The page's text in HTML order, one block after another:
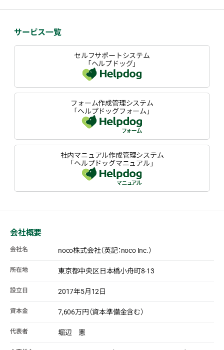
サービス一覧
セルフサポートシステム
「ヘルプドッグ」
フォーム作成管理システム
「ヘルプドッグフォーム」
社内マニュアル作成管理システム
「ヘルプドッグマニュアル」
会社概要
会社名 noco株式会社（英記：noco Inc.）
所在地 東京都中央区日本橋小舟町8-13
設立日 2017年5月12日
資本金 7,606万円（資本準備金含む）
代表者 堀辺 憲